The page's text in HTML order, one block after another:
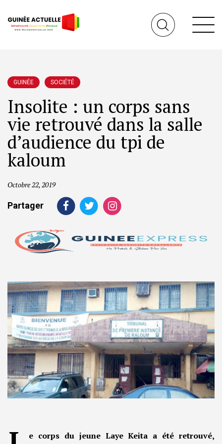
GUINÉE SOCIÉTÉ
Insolite : un corps sans
vie retrouvé dans la salle
d’audience du tpi de
kaloum
Octobre 22, 2019
Partager
e corps du jeune Laye Keita a été retrouvé,